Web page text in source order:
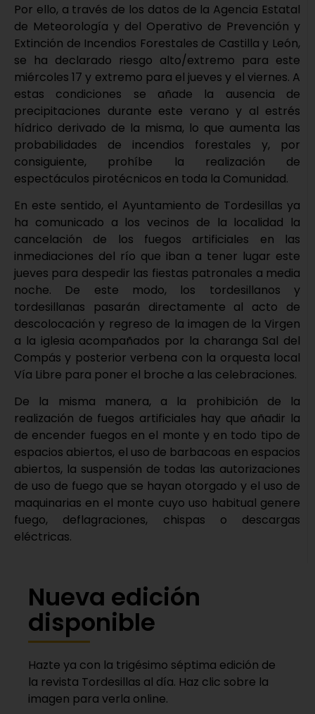
Por ello, a través de los datos de la Agencia Estatal
de Meteorología y del Operativo de Prevención y
Extinción de Incendios Forestales de Castilla y León,
se ha declarado riesgo alto/extremo para este
miércoles 17 y extremo para el jueves y el viernes. A
estas condiciones se añade la ausencia de
precipitaciones durante este verano y al estrés
hídrico derivado de la misma, lo que aumenta las
probabilidades de incendios forestales y, por
consiguiente, prohíbe la realización de
espectáculos pirotécnicos en toda la Comunidad.
En este sentido, el Ayuntamiento de Tordesillas ya
ha comunicado a los vecinos de la localidad la
cancelación de los fuegos artificiales en las
inmediaciones del río que iban a tener lugar este
jueves para despedir las fiestas patronales a media
noche. De este modo, los tordesillanos y
tordesillanas pasarán directamente al acto de
descolocación y regreso de la imagen de la Virgen
a la iglesia acompañados por la charanga Sal del
Compás y posterior verbena con la orquesta local
Vía Libre para poner el broche a las celebraciones.
De la misma manera, a la prohibición de la
realización de fuegos artificiales hay que añadir la
de encender fuegos en el monte y en todo tipo de
espacios abiertos, el uso de barbacoas en espacios
abiertos, la suspensión de todas las autorizaciones
de uso de fuego que se hayan otorgado y el uso de
maquinarias en el monte cuyo uso habitual genere
fuego, deflagraciones, chispas o descargas
eléctricas.
Nueva edición
disponible
Hazte ya con la trigésimo séptima edición de
la revista Tordesillas al día. Haz clic sobre la
imagen para verla online.